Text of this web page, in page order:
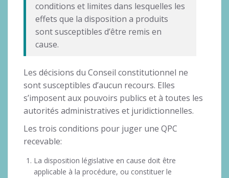
conditions et limites dans lesquelles les
effets que la disposition a produits
sont susceptibles d’être remis en
cause.
Les décisions du Conseil constitutionnel ne
sont susceptibles d’aucun recours. Elles
s’imposent aux pouvoirs publics et à toutes les
autorités administratives et juridictionnelles.
Les trois conditions pour juger une QPC
recevable:
La disposition législative en cause doit être
applicable à la procédure, ou constituer le